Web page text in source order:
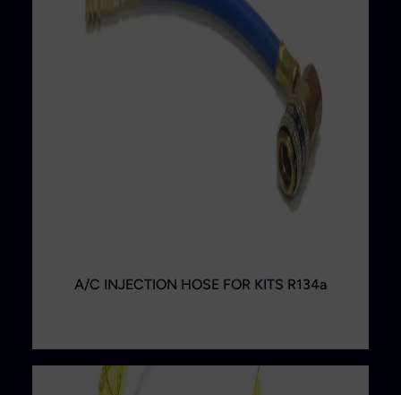
A/C INJECTION HOSE FOR KITS R134a